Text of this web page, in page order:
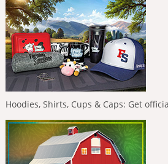
Hoodies, Shirts, Cups & Caps: Get